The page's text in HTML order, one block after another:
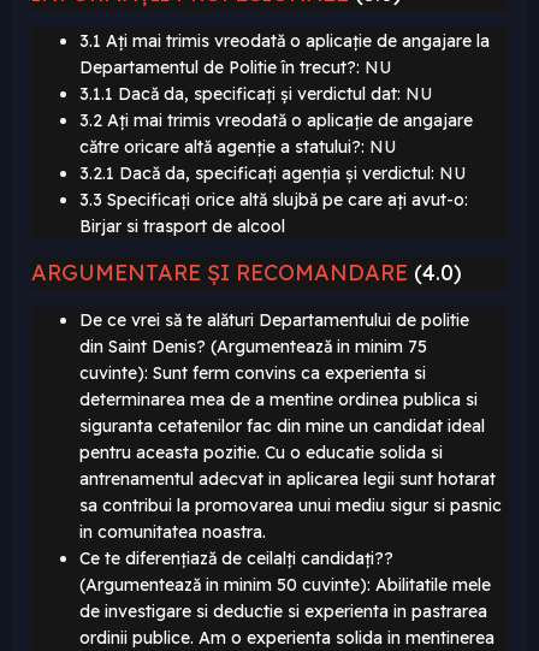
3.1 Ați mai trimis vreodată o aplicație de angajare la
Departamentul de Politie în trecut?: NU
3.1.1 Dacă da, specificați și verdictul dat: NU
3.2 Ați mai trimis vreodată o aplicație de angajare
către oricare altă agenție a statului?: NU
3.2.1 Dacă da, specificați agenția și verdictul: NU
3.3 Specificați orice altă slujbă pe care ați avut-o:
Birjar si trasport de alcool
ARGUMENTARE ȘI RECOMANDARE (4.0)
De ce vrei să te alături Departamentului de politie
din Saint Denis? (Argumentează in minim 75
cuvinte): Sunt ferm convins ca experienta si
determinarea mea de a mentine ordinea publica si
siguranta cetatenilor fac din mine un candidat ideal
pentru aceasta pozitie. Cu o educatie solida si
antrenamentul adecvat in aplicarea legii sunt hotarat
sa contribui la promovarea unui mediu sigur si pasnic
in comunitatea noastra.
Ce te diferențiază de ceilalți candidați??
(Argumentează in minim 50 cuvinte): Abilitatile mele
de investigare si deductie si experienta in pastrarea
ordinii publice. Am o experienta solida in mentinerea